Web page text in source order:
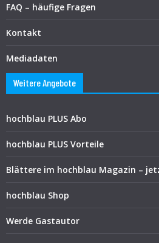
FAQ – häufige Fragen
Kontakt
Mediadaten
Weitere Angebote
hochblau PLUS Abo
hochblau PLUS Vorteile
Blättere im hochblau Magazin –
hochblau Shop
Werde Gastautor